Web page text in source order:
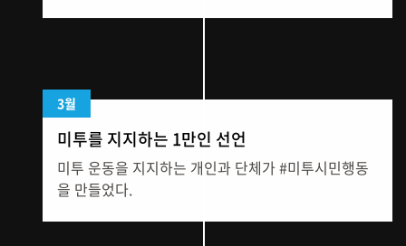
3월
미투를 지지하는 1만인 선언
미투 운동을 지지하는 개인과 단체가 #미투시민행동
을 만들었다.